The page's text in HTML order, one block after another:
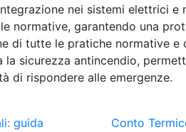
nei sistemi elettrici e
normative, garantendo una
di tutte le pratiche normative
la sicurezza antincendio,
di rispondere alle emergenze.
guida
Conto